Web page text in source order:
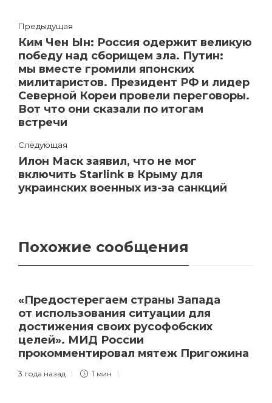
Предыдущая
Ким Чен Ын: Россия одержит великую
победу над сборищем зла. Путин:
мы вместе громили японских
милитаристов. Президент РФ и лидер
Северной Кореи провели переговоры.
Вот что они сказали по итогам
встречи
Следующая
Илон Маск заявил, что не мог
включить Starlink в Крыму для
украинских военных из-за санкций
Похожие сообщения
«Предостерегаем страны Запада
от использования ситуации для
достижения своих русофобских
целей». МИД России
прокомментировал мятеж Пригожина
3 года назад 1 мин